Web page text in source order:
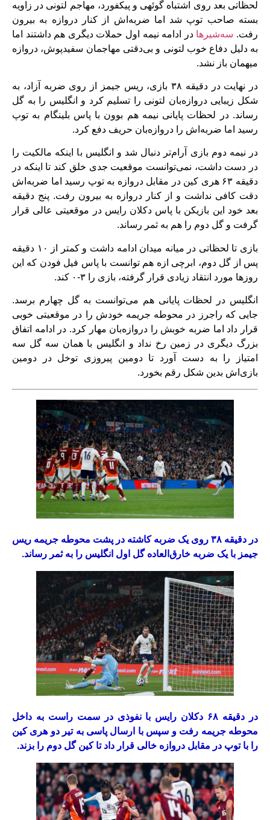
لحظاتی بعد روی اشتباه گوئهی و پیکفورد، مهاجم لتونی در زاویه
بسته صاحب توپ شد اما ضربه‌اش از کنار دروازه به بیرون
رفت. سه‌شیرها در ادامه نیمه اول حملات دیگری هم داشتند اما
به دلیل دفاع خوب لتونی و بی‌دقتی مهاجمان سفیدپوش، دروازه
میهمان باز نشد.
در نهایت در دقیقه ۳۸ بازی، ریس جیمز از روی ضربه آزاد، به
شکل زیبایی دروازه‌بان لتونی را تسلیم کرد و انگلیس را به گل
رساند. در لحظات پایانی نیمه هم بوون با پاس بلینگام به توپ
رسید اما ضربه‌اش را دروازه‌بان حریف دفع کرد.
در نیمه دوم بازی آرام‌تر دنبال شد و انگلیس با اینکه مالکیت را
در دست داشت، نمی‌توانست موقعیت جدی خلق کند تا اینکه در
دقیقه ۶۳ هری کین در مقابل دروازه به توپ رسید اما ضربه‌اش
دقت کافی نداشت و از کنار دروازه به بیرون رفت. پنج دقیقه
بعد خود این بازیکن با پاس دکلان رایس در موقعیتی عالی قرار
گرفت و گل دوم را هم به ثمر رساند.
بازی تا لحظاتی در میانه میدان ادامه داشت و کمتر از ۱۰ دقیقه
پس از گل دوم، ابرچی ازه هم توانست با پاس فیل فودن که این
روزها مورد انتقاد زیادی قرار گرفته، بازی را ۳-۰ کند.
انگلیس در لحظات پایانی هم می‌توانست به گل چهارم برسد.
جایی که راجرز در محوطه جریمه خودش را در موقعیتی خوبی
قرار داد اما ضربه خوبش را دروازه‌بان مهار کرد. در ادامه اتفاق
بزرگ دیگری در زمین رخ نداد و انگلیس با همان سه گل سه
امتیاز را به دست آورد تا دومین پیروزی توخل در دومین
بازی‌اش بدین شکل رقم بخورد.
در دقیقه ۳۸ روی یک ضربه کاشته در پشت محوطه جریمه ریس
جیمز با یک ضربه خارق‌العاده‌ گل اول انگلیس را به ثمر رساند.
در دقیقه ۶۸ دکلان رایس با نفوذی در سمت راست به داخل
محوطه جریمه رفت و سپس با ارسال پاسی به تیر دو هری کین
را با توپ در مقابل دروازه خالی قرار داد تا کین گل دوم را بزند.